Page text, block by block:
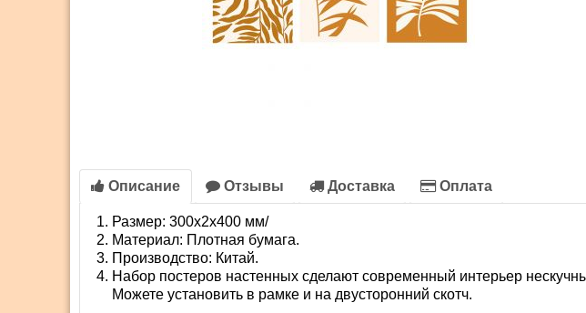
Описание Отзывы Доставка Оплата
Размер: 300х2х400 мм/
Материал: Плотная бумага.
Производство: Китай.
Набор постеров настенных сделают современный интерьер
Можете установить в рамке и на двусторонний скотч.